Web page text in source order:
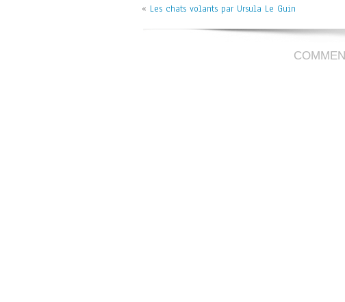
chats
–
Le
Guin
« Les chats volants par Ursula Le Guin